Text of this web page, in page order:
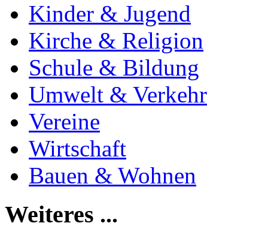
Kinder & Jugend
Kirche & Religion
Schule & Bildung
Umwelt & Verkehr
Vereine
Wirtschaft
Bauen & Wohnen
Weiteres ...